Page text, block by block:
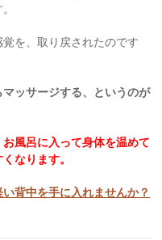
を、取り戻されたのです
ッサージする、というのが
風呂に入って身体を温めて
なります。
背中を手に入れませんか？